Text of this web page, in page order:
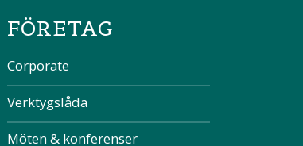
FÖRETAG
Corporate
Verktygslåda
Möten & konferenser